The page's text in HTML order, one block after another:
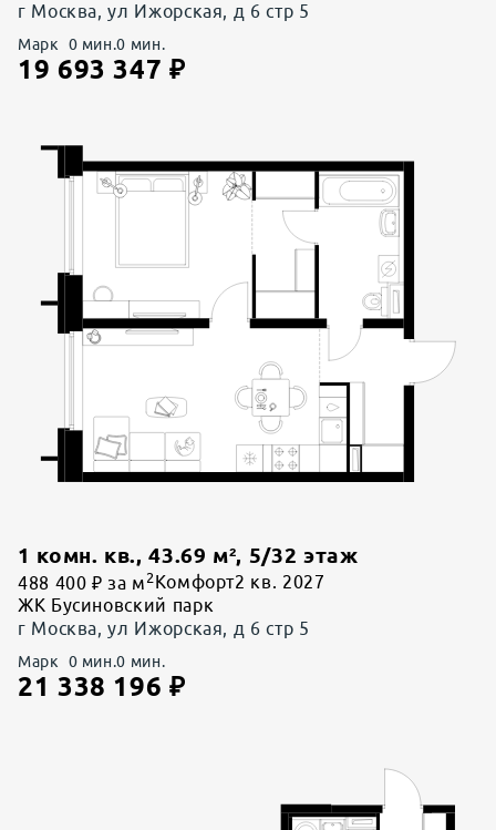
г Москва, ул Ижорская, д 6 стр 5
Марк 0 мин.0 мин.
19 693 347 ₽
1 комн. кв., 43.69 м², 5/32 этаж
488 400 ₽ за м 2 Комфорт2 кв. 2027
ЖК Бусиновский парк
г Москва, ул Ижорская, д 6 стр 5
Марк 0 мин.0 мин.
21 338 196 ₽